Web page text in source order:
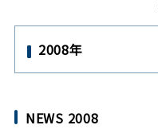
2008年
NEWS 2008